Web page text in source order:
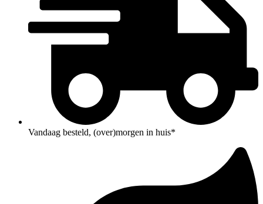
Vandaag besteld, (over)morgen in huis*